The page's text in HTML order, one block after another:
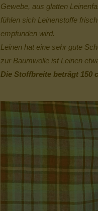
Gewebe, aus glatten
fühlen sich Leinenstoffe
empfunden wird.
Leinen hat eine sehr gute
zur Baumwolle ist Leinen
Die Stoffbreite beträgt 150